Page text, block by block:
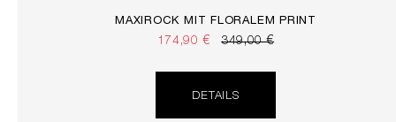
MAXIROCK MIT FLORALEM PRINT
174,90 € 349,00 €
DETAILS